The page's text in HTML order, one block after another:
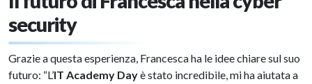
security
Grazie a questa esperienza, Francesca ha le idee chiare sul suo
futuro: “L’IT Academy Dayè stato incredibile, mi ha aiutata a